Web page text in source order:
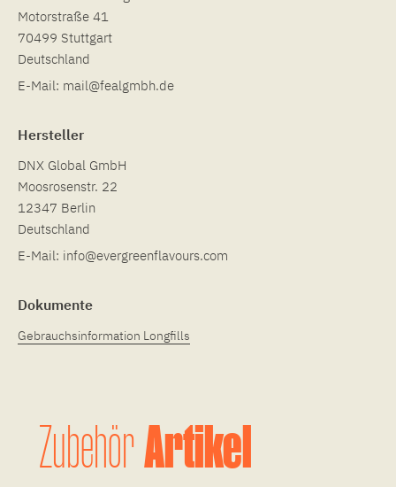
Motorstraße 41
70499 Stuttgart
Deutschland
E-Mail: mail@fealgmbh.de
Hersteller
DNX Global GmbH
Moosrosenstr. 22
12347 Berlin
Deutschland
E-Mail: info@evergreenflavours.com
Dokumente
Gebrauchsinformation Longfills
ZubehörArtikel